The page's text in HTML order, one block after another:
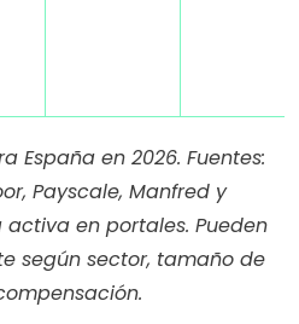
España en 2026. Fuentes:
Payscale, Manfred y
en portales. Pueden
según sector, tamaño de